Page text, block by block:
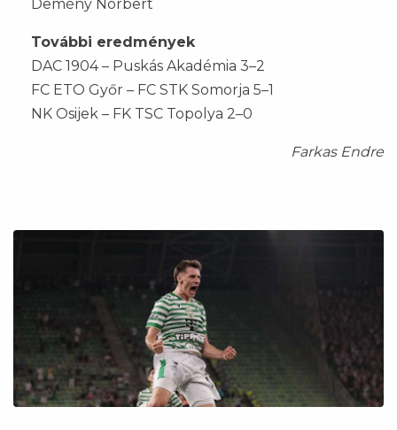
Demény Norbert
További eredmények
DAC 1904 – Puskás Akadémia 3–2
FC ETO Győr – FC STK Somorja 5–1
NK Osijek – FK TSC Topolya 2–0
Farkas Endre